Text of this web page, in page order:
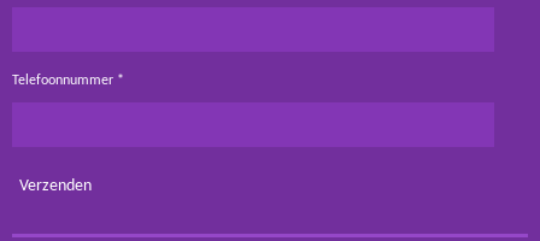
Telefoonnummer *
Verzenden